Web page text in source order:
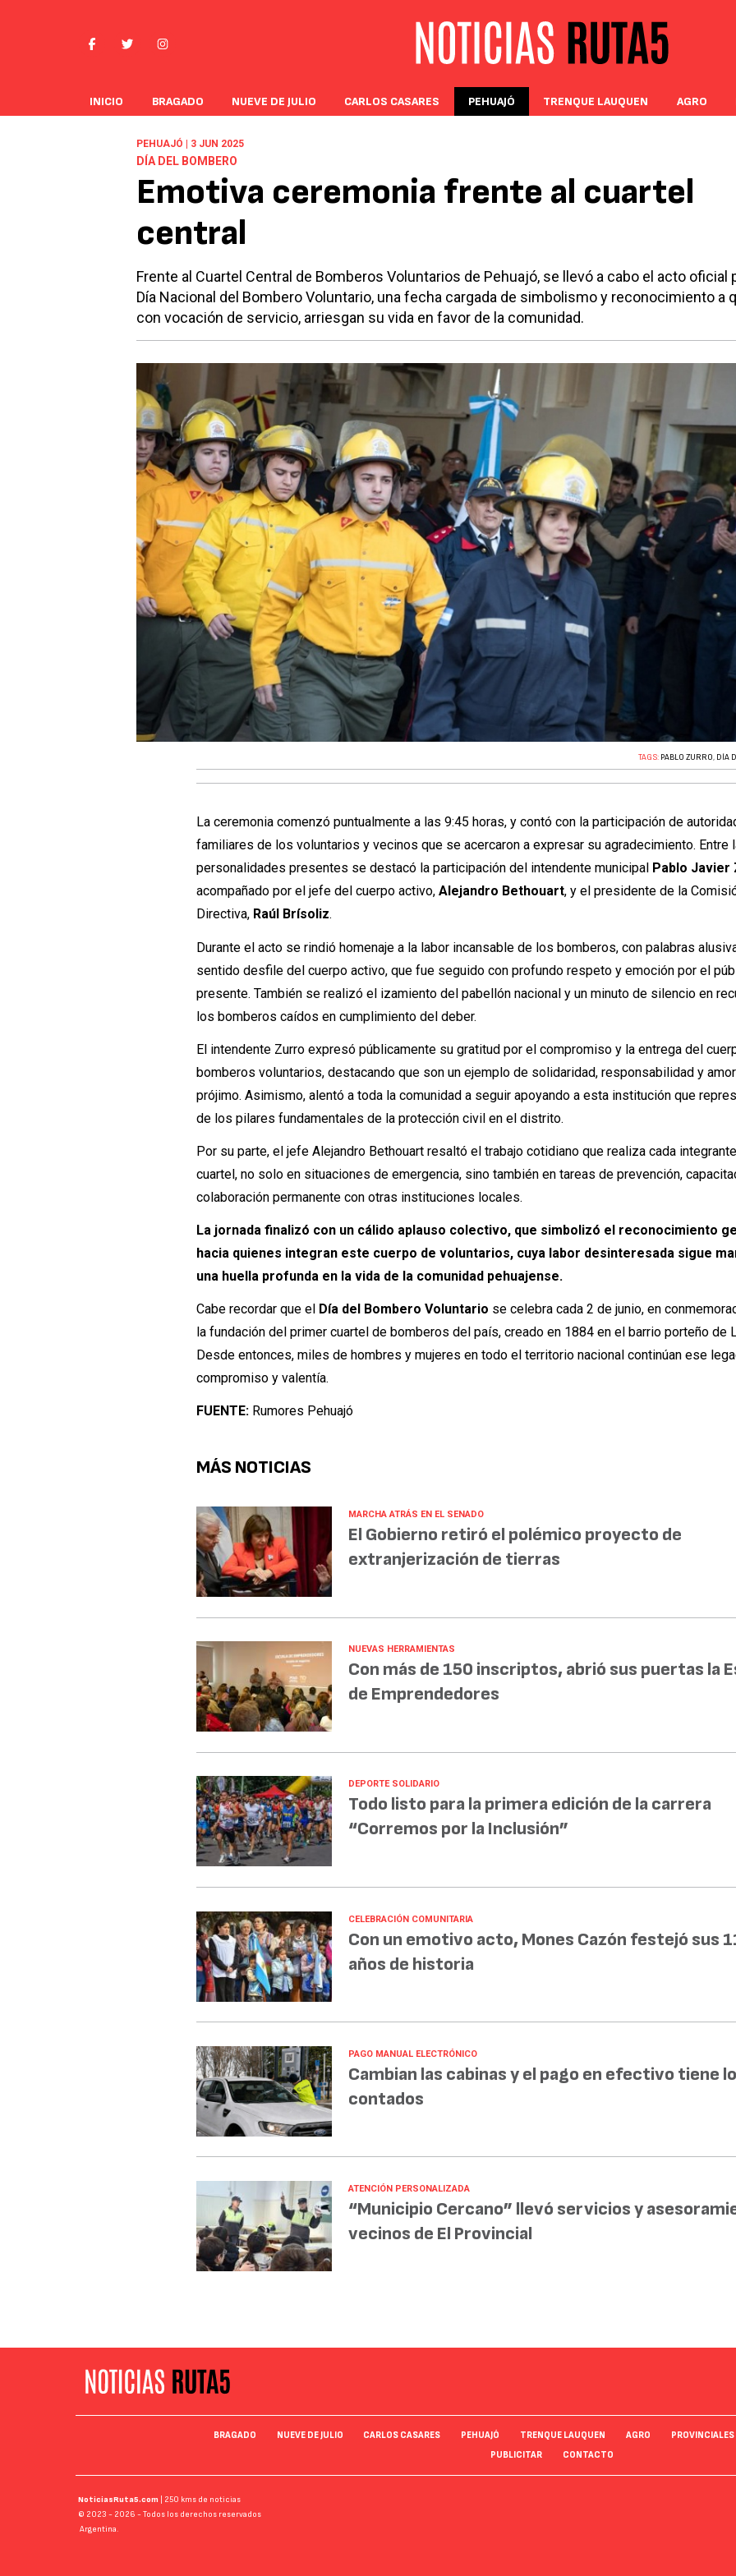
INICIO BRAGADO NUEVE DE JULIO CARLOS CASARES PEHUAJÓ TRENQUE LAUQUEN AGRO
PEHUAJÓ | 3 JUN 2025
DÍA DEL BOMBERO
Emotiva ceremonia frente al cuartel
central
Frente al Cuartel Central de Bomberos Voluntarios de Pehuajó, se llevó a cabo el acto oficial
Día Nacional del Bombero Voluntario, una fecha cargada de simbolismo y reconocimiento a
con vocación de servicio, arriesgan su vida en favor de la comunidad.
TAGS: PABLO ZURRO, DÍA
La ceremonia comenzó puntualmente a las 9:45 horas, y contó con la participación de
familiares de los voluntarios y vecinos que se acercaron a expresar su agradecimiento. Entre
personalidades presentes se destacó la participación del intendente municipal Pablo Javier
acompañado por el jefe del cuerpo activo,Alejandro Bethouart, y el presidente de la
Directiva, Raúl Brísoliz.
Durante el acto se rindió homenaje a la labor incansable de los bomberos, con palabras
sentido desfile del cuerpo activo, que fue seguido con profundo respeto y emoción por el
presente. También se realizó el izamiento del pabellón nacional y un minuto de silencio en
los bomberos caídos en cumplimiento del deber.
El intendente Zurro expresó públicamente su gratitud por el compromiso y la entrega del
bomberos voluntarios, destacando que son un ejemplo de solidaridad, responsabilidad y
prójimo. Asimismo, alentó a toda la comunidad a seguir apoyando a esta institución que
de los pilares fundamentales de la protección civil en el distrito.
Por su parte, el jefe Alejandro Bethouart resaltó el trabajo cotidiano que realiza cada
cuartel, no solo en situaciones de emergencia, sino también en tareas de prevención,
colaboración permanente con otras instituciones locales.
La jornada finalizó con un cálido aplauso colectivo, que simbolizó el reconocimiento
hacia quienes integran este cuerpo de voluntarios, cuya labor desinteresada sigue
una huella profunda en la vida de la comunidad pehuajense.
Cabe recordar que el Día del Bombero Voluntario se celebra cada 2 de junio, en
la fundación del primer cuartel de bomberos del país, creado en 1884 en el barrio porteño de
Desde entonces, miles de hombres y mujeres en todo el territorio nacional continúan ese
compromiso y valentía.
FUENTE: Rumores Pehuajó
MÁS NOTICIAS
MARCHA ATRÁS EN EL SENADO
El Gobierno retiró el polémico proyecto de
extranjerización de tierras
NUEVAS HERRAMIENTAS
Con más de 150 inscriptos, abrió sus puertas la
de Emprendedores
DEPORTE SOLIDARIO
Todo listo para la primera edición de la carrera
“Corremos por la Inclusión”
CELEBRACIÓN COMUNITARIA
Con un emotivo acto, Mones Cazón festejó sus
años de historia
PAGO MANUAL ELECTRÓNICO
Cambian las cabinas y el pago en efectivo tiene
contados
ATENCIÓN PERSONALIZADA
“Municipio Cercano” llevó servicios y
vecinos de El Provincial
BRAGADO NUEVE DE JULIO CARLOS CASARES PEHUAJÓ TRENQUE LAUQUEN AGRO PROVINCIALES
PUBLICITAR
CONTACTO
NoticiasRuta5.com
| 250 kms de noticias
© 2023 - 2026 - Todos los derechos reservados
Argentina.